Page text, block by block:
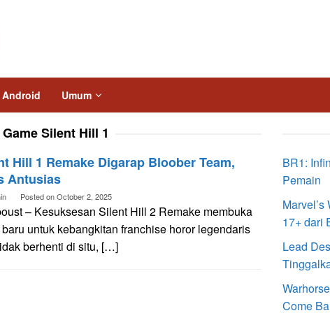
Android Umum
Game Silent Hill 1
Hill 1 Remake Digarap Bloober Team,
Antusias
Posted onOctober 2, 2025
– Kesuksesan Silent Hill 2 Remake membuka
untuk kebangkitan franchise horor legendaris
berhenti di situ, […]
BR1:
Pemain
17+ dari
Lead
Come